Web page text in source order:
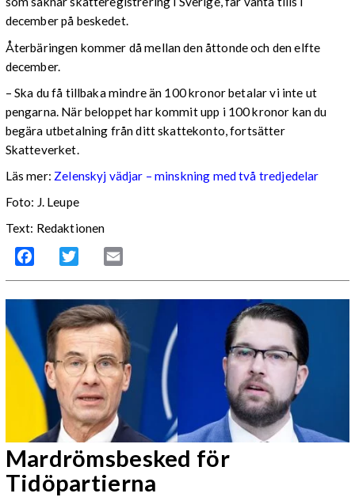
december på beskedet.
Återbäringen kommer då mellan den åttonde och den elfte
december.
– Ska du få tillbaka mindre än 100 kronor betalar vi inte ut
pengarna. När beloppet har kommit upp i 100 kronor kan du
begära utbetalning från ditt skattekonto, fortsätter
Skatteverket.
Läs mer: Zelenskyj vädjar – minskning med två tredjedelar
Foto: J. Leupe
Text: Redaktionen
Facebook Twitter
Mardrömsbesked för
Tidöpartierna